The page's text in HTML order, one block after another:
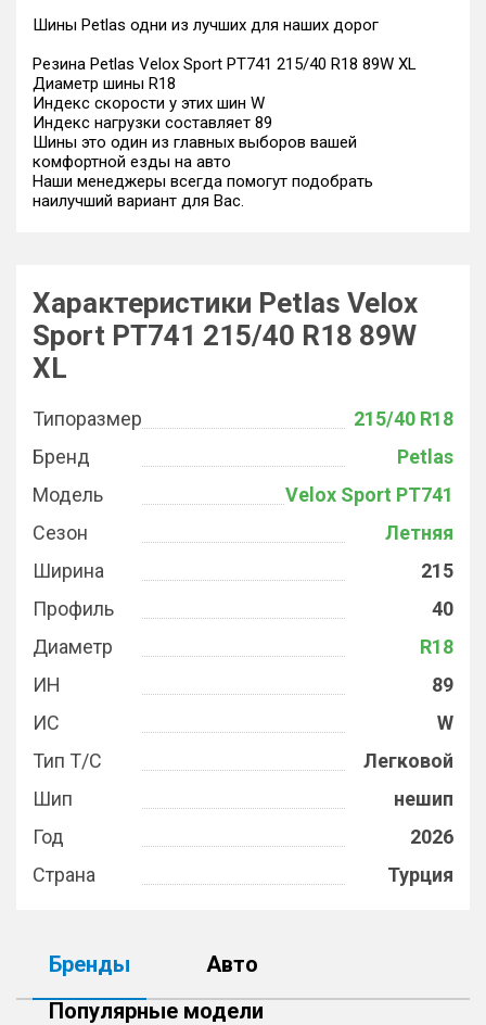
Шины Petlas одни из лучших для наших дорог
Резина Petlas Velox Sport PT741 215/40 R18 89W XL
Диаметр шины R18
Индекс скорости у этих шин W
Индекс нагрузки составляет 89
Шины это один из главных выборов вашей
комфортной езды на авто
Наши менеджеры всегда помогут подобрать
наилучший вариант для Вас.
Характеристики Petlas Velox
Sport PT741 215/40 R18 89W
XL
Типоразмер
215/40 R18
Бренд
Petlas
Модель
Velox Sport PT741
Сезон
Летняя
Ширина
215
Профиль
40
Диаметр
R18
ИН
89
ИС
W
Тип Т/С
Легковой
Шип
нешип
Год
2026
Страна
Турция
Бренды
Авто
Популярные модели